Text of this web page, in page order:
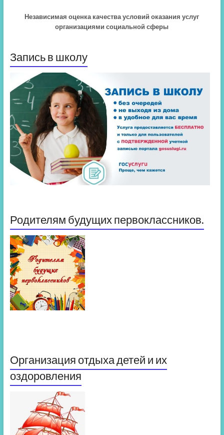
Независимая оценка качества условий оказания услуг
организациями социальной сферы
Запись в школу
Родителям будущих первоклассников.
Организация отдыха детей и их
оздоровления